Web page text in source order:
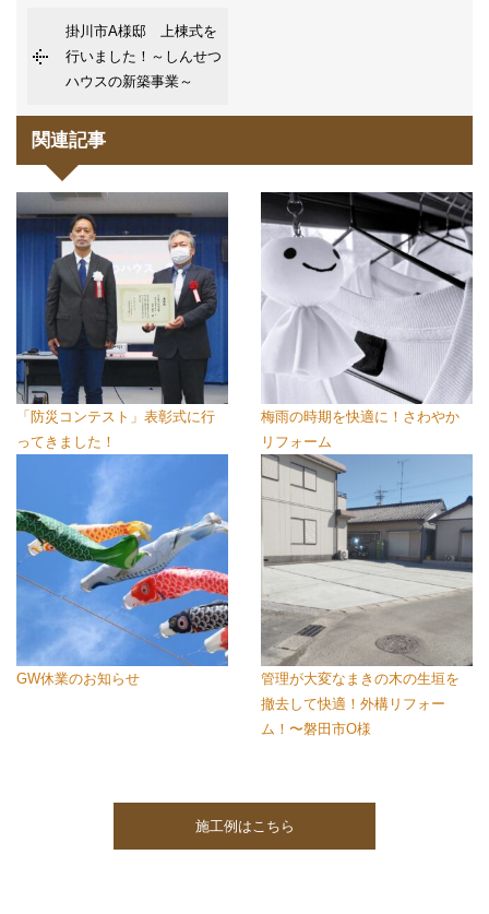
掛川市A様邸 上棟式を
行いました！～しんせつ
ハウスの新築事業～
関連記事
「防災コンテスト」表彰式に行
ってきました！
梅雨の時期を快適に！さわやか
リフォーム
GW休業のお知らせ
管理が大変なまきの木の生垣を
撤去して快適！外構リフォー
ム！〜磐田市O様
施工例はこちら